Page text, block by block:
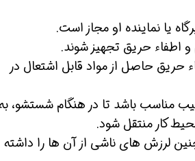
یا نماینده او مجاز است.
و اطفاء حریق تجهیز شوند.
حاصل از مواد قابل اشتعال در
مناسب باشد تا در هنگام شستشو،
کار منتقل شود.
لرزش های ناشی از آن ها را داشته